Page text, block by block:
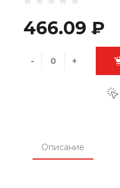
466.09 ₽
- +
Описание